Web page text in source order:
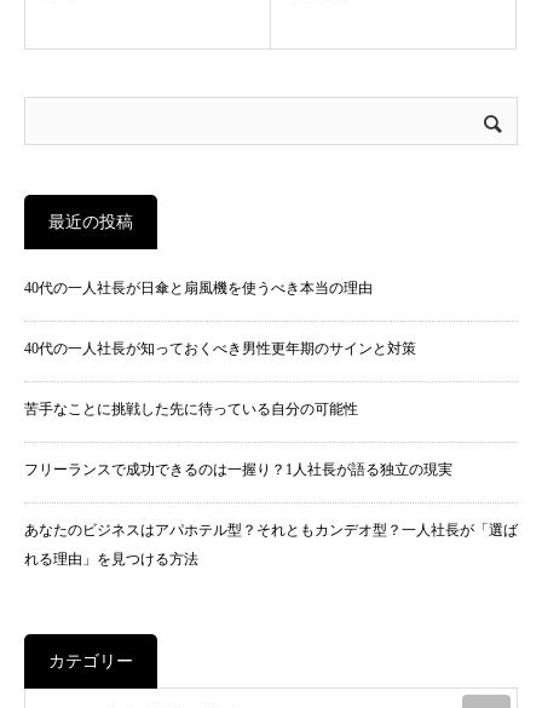
最近の投稿
40代の一人社長が日傘と扇風機を使うべき本当の理由
40代の一人社長が知っておくべき男性更年期のサインと対策
苦手なことに挑戦した先に待っている自分の可能性
フリーランスで成功できるのは一握り？1人社長が語る独立の現実
あなたのビジネスはアパホテル型？それともカンデオ型？一人社長が「選ば
れる理由」を見つける方法
カテゴリー